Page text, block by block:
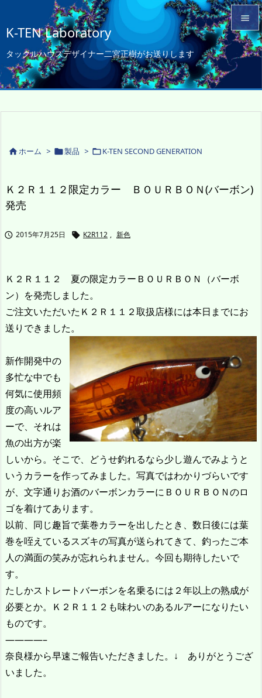
K-TEN Laboratory
タックルハウスデザイナー二宮正樹がお送りします


メニュ
ホーム > 製品 > K-TEN SECOND GENERATION
Ｋ２Ｒ１１２限定カラー ＢＯＵＲＢＯＮ(バーボン)
発売
 2015年7月25日  K2R112 , 新色
Ｋ２Ｒ１１２ 夏の限定カラーＢＯＵＲＢＯＮ（バーボ
ン）を発売しました。
ご注文いただいたＫ２Ｒ１１２取扱店様には本日までにお
送りできました。
新作開発中の
多忙な中でも
何気に使用頻
度の高いルア
ーで、それは
魚の出方が楽
しいから。そこで、どうせ釣れるなら少し遊んでみようと
いうカラーを作ってみました。写真ではわかりづらいです
が、文字通りお酒のバーボンカラーにＢＯＵＲＢＯＮのロ
ゴを着けてあります。
以前、同じ趣旨で葉巻カラーを出したとき、数日後には葉
巻を咥えているスズキの写真が送られてきて、釣ったご本
人の満面の笑みが忘れられません。今回も期待したいで
す。
たしかストレートバーボンを名乗るには２年以上の熟成が
必要とか。Ｋ２Ｒ１１２も味わいのあるルアーになりたい
ものです。
————–
奈良様から早速ご報告いただきました。↓ ありがとうござ
いました。